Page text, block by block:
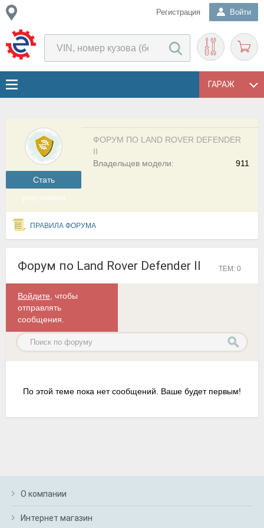
Регистрация Войти
ГАРАЖ
Cтать
участником
ФОРУМ ПО LAND ROVER DEFENDER
II
911
Владельцев модели:
ПРАВИЛА ФОРУМА
Форум по Land Rover Defender II ТЕМ: 0
Войдите , чтобы
отправлять
сообщения.
По этой теме пока нет сообщений. Ваше будет первым!
О компании
Интернет магазин